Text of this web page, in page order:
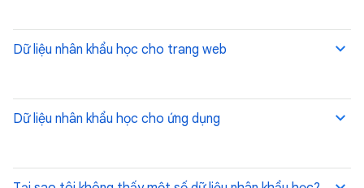
Dữ liệu nhân khẩu học cho trang web
Dữ liệu nhân khẩu học cho ứng dụng